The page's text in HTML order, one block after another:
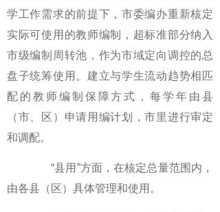
学工作需求的前提下，市委编办重新核定
实际可使用的教师编制，超标准部分纳入
市级编制周转池，作为市域定向调控的总
盘子统筹使用。建立与学生流动趋势相匹
配的教师编制保障方式，每学年由县
（市、区）申请用编计划，市里进行审定
和调配。
“县用”方面，在核定总量范围内，
由各县（区）具体管理和使用。